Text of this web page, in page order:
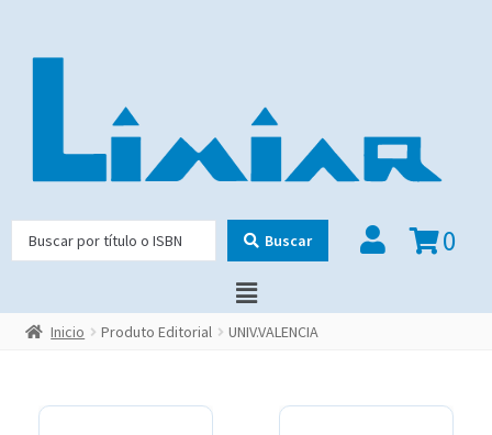
Buscar 0
Inicio Produto Editorial UNIV.VALENCIA